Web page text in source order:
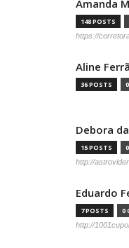
Amanda
148 POSTS
https://
Aline
36 POSTS
Debora
15 POSTS
http://
Eduardo
7 POSTS 0
http://